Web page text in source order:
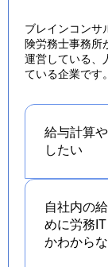
ブレインコンサ
険労務士事務所
運営している、
ている企業です。
給与計算
したい
自社内の
めに労務
かわから